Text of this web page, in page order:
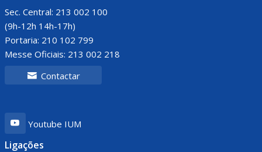
Sec. Central: 213 002 100
(9h-12h 14h-17h)
Portaria: 210 102 799
Messe Oficiais: 213 002 218
Contactar
Youtube IUM
Ligações